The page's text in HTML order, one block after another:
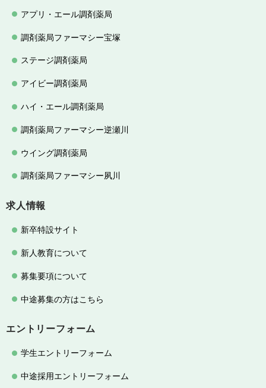
アプリ・エール調剤薬局
調剤薬局ファーマシー宝塚
ステージ調剤薬局
アイビー調剤薬局
ハイ・エール調剤薬局
調剤薬局ファーマシー逆瀬川
ウイング調剤薬局
調剤薬局ファーマシー夙川
求人情報
新卒特設サイト
新人教育について
募集要項について
中途募集の方はこちら
エントリーフォーム
学生エントリーフォーム
中途採用エントリーフォーム